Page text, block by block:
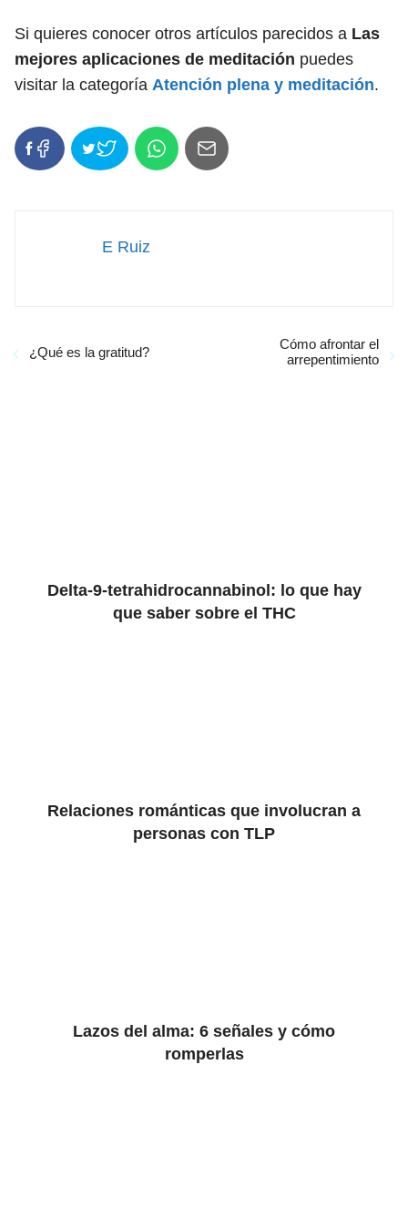
Si quieres conocer otros artículos parecidos a Las
mejores aplicaciones de meditación puedes
visitar la categoría Atención plena y meditación.
E Ruiz
¿Qué es la gratitud?
Cómo afrontar el
arrepentimiento
Delta-9-tetrahidrocannabinol: lo que hay
que saber sobre el THC
Relaciones románticas que involucran a
personas con TLP
Lazos del alma: 6 señales y cómo
romperlas